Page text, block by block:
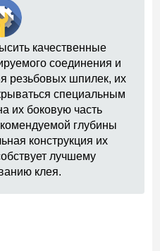
качественные
соединения и
резьбовых шпилек, их
специальным
их боковую часть
глубины
конструкция их
лучшему
клея.